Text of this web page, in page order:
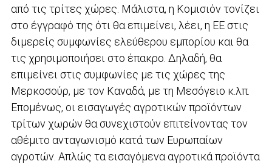
από τις τρίτες χώρες. Μάλιστα, η Κομισιόν τονίζει
στο έγγραφό της ότι θα επιμείνει, λέει, η ΕΕ στις
διμερείς συμφωνίες ελεύθερου εμπορίου και θα
τις χρησιμοποιήσει στο έπακρο. Δηλαδή, θα
επιμείνει στις συμφωνίες με τις χώρες της
Μερκοσούρ, με τον Καναδά, με τη Μεσόγειο κ.λπ.
Επομένως, οι εισαγωγές αγροτικών προϊόντων
τρίτων χωρών θα συνεχιστούν επιτείνοντας τον
αθέμιτο ανταγωνισμό κατά των Ευρωπαίων
αγροτών. Απλώς τα εισαγόμενα αγροτικά προϊόντα